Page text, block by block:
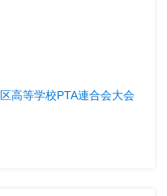
高等学校PTA連合会大会